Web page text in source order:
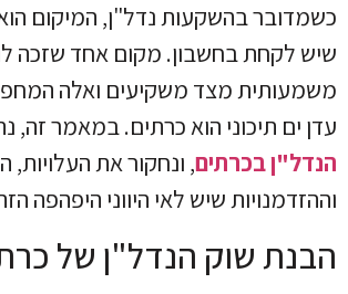
כשמדובר בהשקעות נדל"ן, המיקום
שיש לקחת בחשבון. מקום אחד שזכה
משמעותית מצד משקיעים ואלה
עדן ים תיכוני הוא כרתים. במאמר זה,
הנדל"ן בכרתים, ונחקור את העלויות,
וההזדמנויות שיש לאי היווני היפהפה
הבנת שוק הנדל"ן של